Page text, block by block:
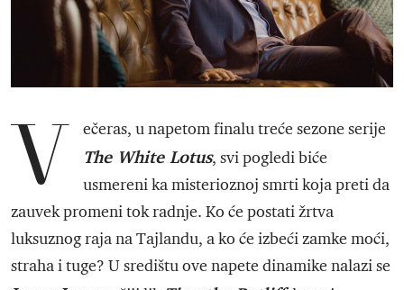
V ečeras, u napetom finalu treće sezone serije
The White Lotus, svi pogledi biće
usmereni ka misterioznoj smrti koja preti da
zauvek promeni tok radnje. Ko će postati žrtva
luksuznog raja na Tajlandu, a ko će izbeći zamke moći,
straha i tuge? U središtu ove napete dinamike nalazi se